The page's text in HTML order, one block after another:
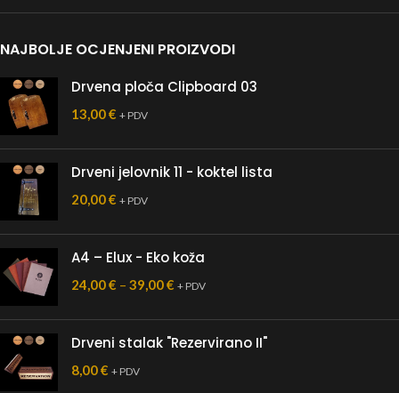
NAJBOLJE OCJENJENI PROIZVODI
Drvena ploča Clipboard 03
13,00€ + PDV
Drveni jelovnik 11 - koktel lista
20,00€ + PDV
A4 – Elux - Eko koža
24,00€ – 39,00€ + PDV
Drveni stalak "Rezervirano II"
8,00€ + PDV